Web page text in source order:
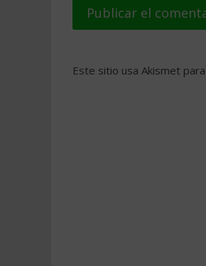
Este sitio usa Akismet